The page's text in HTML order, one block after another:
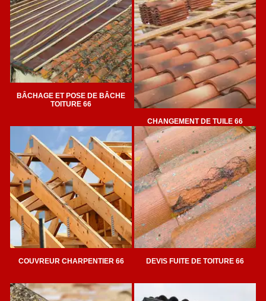
BÂCHAGE ET POSE DE BÂCHE
TOITURE 66
CHANGEMENT DE TUILE 66
COUVREUR CHARPENTIER 66 DEVIS FUITE DE TOITURE 66